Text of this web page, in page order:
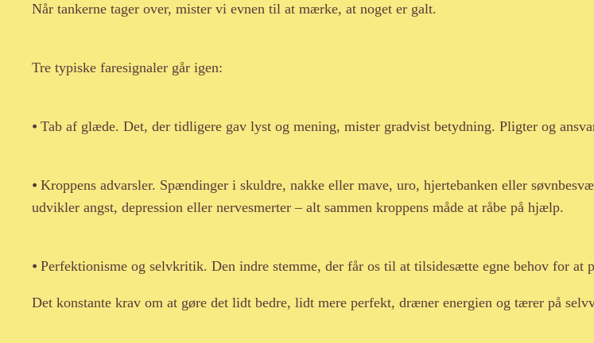
Når tankerne tager over, mister vi evnen til at mærke, at noget er galt.
Tre typiske faresignaler går igen:
⦁ Tab af glæde. Det, der tidligere gav lyst og mening, mister gradvist betydning. Pligter og
⦁ Kroppens advarsler. Spændinger i skuldre, nakke eller mave, uro, hjertebanken eller
udvikler angst, depression eller nervesmerter – alt sammen kroppens måde at råbe på hjælp.
⦁ Perfektionisme og selvkritik. Den indre stemme, der får os til at tilsidesætte egne behov for
Det konstante krav om at gøre det lidt bedre, lidt mere perfekt, dræner energien og tærer på